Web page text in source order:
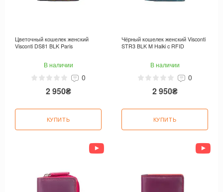
Цветочный кошелек женский
Visconti DS81 BLK Paris
В наличии
0
2 950₴
КУПИТЬ
Чёрный кошелек женский Visconti
STR3 BLK M Halki c RFID
В наличии
0
2 950₴
КУПИТЬ